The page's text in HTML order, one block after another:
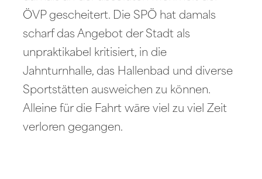
ÖVP gescheitert. Die SPÖ hat damals
scharf das Angebot der Stadt als
unpraktikabel kritisiert, in die
Jahnturnhalle, das Hallenbad und diverse
Sportstätten ausweichen zu können.
Alleine für die Fahrt wäre viel zu viel Zeit
verloren gegangen.